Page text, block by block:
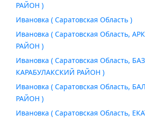
РАЙОН )
Ивановка ( Саратовская Область )
Ивановка ( Саратовская Область,
РАЙОН )
Ивановка ( Саратовская Область,
КАРАБУЛАКСКИЙ РАЙОН )
Ивановка ( Саратовская Область,
РАЙОН )
Ивановка ( Саратовская Область,